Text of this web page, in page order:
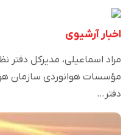
اخبار آرشیوی
مراد اسماعیلی، مدیرکل دفتر
مؤسسات هوانوردی سازمان
دفتر…